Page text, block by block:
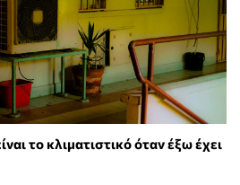
το κλιματιστικό όταν έξω έχει